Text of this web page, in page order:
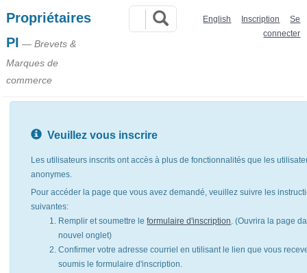
Propriétaires
PI — Brevets &
Marques de
commerce
English Inscription
Se
connecter
Veuillez vous inscrire
Les utilisateurs inscrits ont accès à plus de fonctionnalités que les
anonymes.
Pour accéder la page que vous avez demandé, veuillez suivre les
suivantes:
Remplir et soumettre leformulaire d'inscription. (Ouvrira la page
nouvel onglet)
Confirmer votre adresse courriel en utilisant le lien que vous
soumis le formulaire d'inscription.